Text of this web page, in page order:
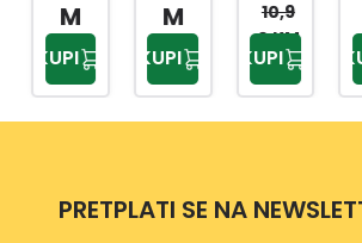
SME
ĆE
25L
TP22
34
M
KUPI
A ZA
SME
ĆE
24L
M
KUPI
KUHI
NJSK
I
OTP
AD
10,9
0 KM
KUPI
PRETPLATI SE NA